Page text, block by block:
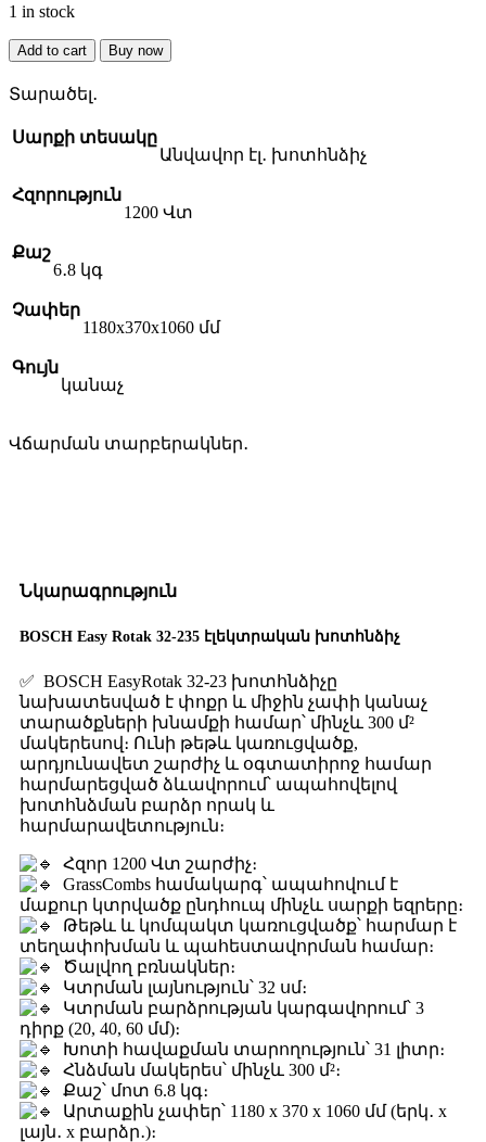
1 in stock
BOSCH
Easy
Rotak
32-
235
էլեկտրական
quantity
Add to cart Buy now
Տարածել․
Սարքի տեսակը
Անվավոր էլ․ խոտհնձիչ
Հզորություն
1200 Վտ
Քաշ
6․8 կգ
Չափեր
1180x370x1060 մմ
Գույն
կանաչ
Վճարման տարբերակներ․
Նկարագրություն
BOSCH Easy Rotak 32-235 էլեկտրական խոտհնձիչ
✅ BOSCH EasyRotak 32-23 խոտհնձիչը
նախատեսված է փոքր և միջին չափի կանաչ
տարածքների խնամքի համար՝ մինչև 300 մ²
մակերեսով։ Ունի թեթև կառուցվածք,
արդյունավետ շարժիչ և օգտատիրոջ համար
հարմարեցված ձևավորում՝ ապահովելով
խոտհնձման բարձր որակ և
հարմարավետություն։
Հզոր 1200 Վտ շարժիչ։
GrassCombs համակարգ՝ ապահովում է
մաքուր կտրվածք ընդհուպ մինչև սարքի եզրերը։
Թեթև և կոմպակտ կառուցվածք՝ հարմար է
տեղափոխման և պահեստավորման համար։
Ծալվող բռնակներ։
Կտրման լայնություն՝ 32 սմ։
Կտրման բարձրության կարգավորում՝ 3
դիրք (20, 40, 60 մմ)։
Խոտի հավաքման տարողություն՝ 31 լիտր։
Հնձման մակերես՝ մինչև 300 մ²։
Քաշ՝ մոտ 6.8 կգ։
Արտաքին չափեր՝ 1180 x 370 x 1060 մմ (երկ․ x
լայն․ x բարձր․)։